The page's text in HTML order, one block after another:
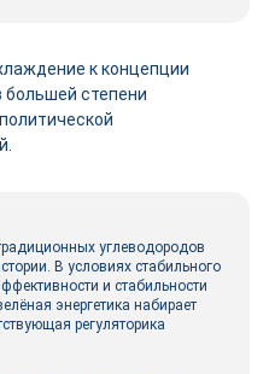
к концепции
большей степени
углеводородов
В условиях стабильного
и стабильности
энергетика набирает
регуляторика